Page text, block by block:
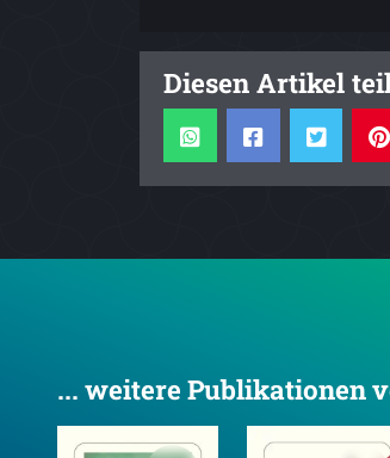
Diesen Artikel
... weitere Publikationen